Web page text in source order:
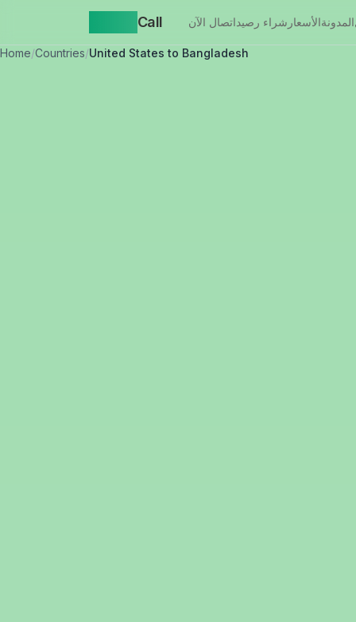
Call اتصال الآنشراء رصيد الأسعارالمدونة
Home/Countries/United States to Bangladesh